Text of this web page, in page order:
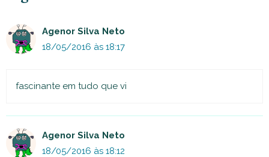
Agenor Silva Neto
18/05/2016 às 18:17
fascinante em tudo que vi
Agenor Silva Neto
18/05/2016 às 18:12